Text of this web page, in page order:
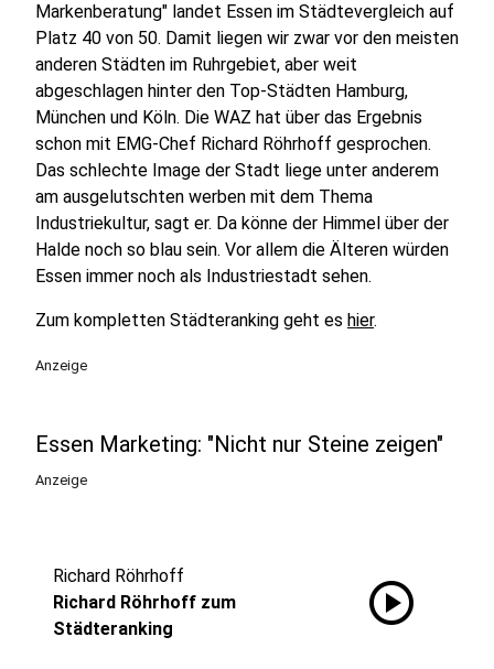
Markenberatung" landet Essen im Städtevergleich auf
Platz 40 von 50. Damit liegen wir zwar vor den meisten
anderen Städten im Ruhrgebiet, aber weit
abgeschlagen hinter den Top-Städten Hamburg,
München und Köln. Die WAZ hat über das Ergebnis
schon mit EMG-Chef Richard Röhrhoff gesprochen.
Das schlechte Image der Stadt liege unter anderem
am ausgelutschten werben mit dem Thema
Industriekultur, sagt er. Da könne der Himmel über der
Halde noch so blau sein. Vor allem die Älteren würden
Essen immer noch als Industriestadt sehen.
Zum kompletten Städteranking geht es hier.
Anzeige
Essen Marketing: "Nicht nur Steine zeigen"
Anzeige
Richard Röhrhoff
Richard Röhrhoff zum
Städteranking
play_circle